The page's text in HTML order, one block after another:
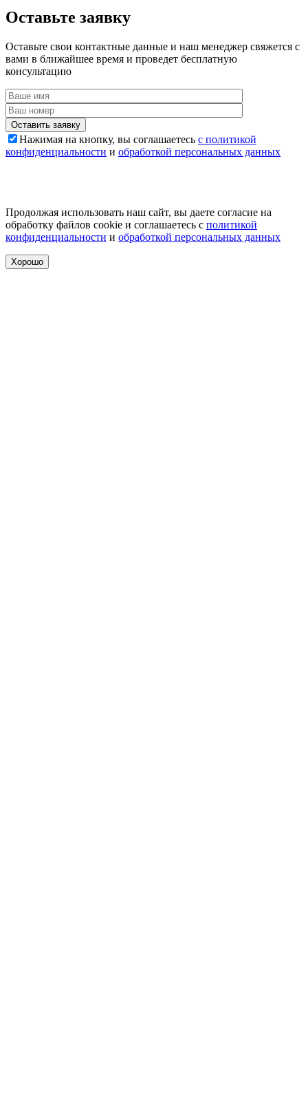
Оставьте заявку
Оставьте свои контактные данные и наш менеджер свяжется с
вами в ближайшее время и проведет бесплатную
консультацию
Оставить заявку
Нажимая на кнопку, вы соглашаетесь с политикой
конфиденциальности и обработкой персональных данных
Продолжая использовать наш сайт, вы даете согласие на
обработку файлов cookie и соглашаетесь с политикой
конфиденциальности и обработкой персональных данных
Хорошо